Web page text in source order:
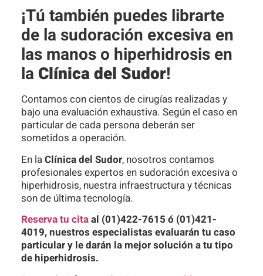
¡Tú también puedes librarte
de la sudoración excesiva en
las manos o hiperhidrosis en
laClínica del Sudor!
Contamos con cientos de cirugías realizadas y
bajo una evaluación exhaustiva. Según el caso en
particular de cada persona deberán ser
sometidos a operación.
En laClínica del Sudor, nosotros contamos
profesionales expertos en sudoración excesiva o
hiperhidrosis, nuestra infraestructura y técnicas
son de última tecnología.
Reserva tu citaal (01)422-7615 ó (01)421-
4019, nuestros especialistas evaluarán tu caso
particular y le darán la mejor solución a tu tipo
de hiperhidrosis.